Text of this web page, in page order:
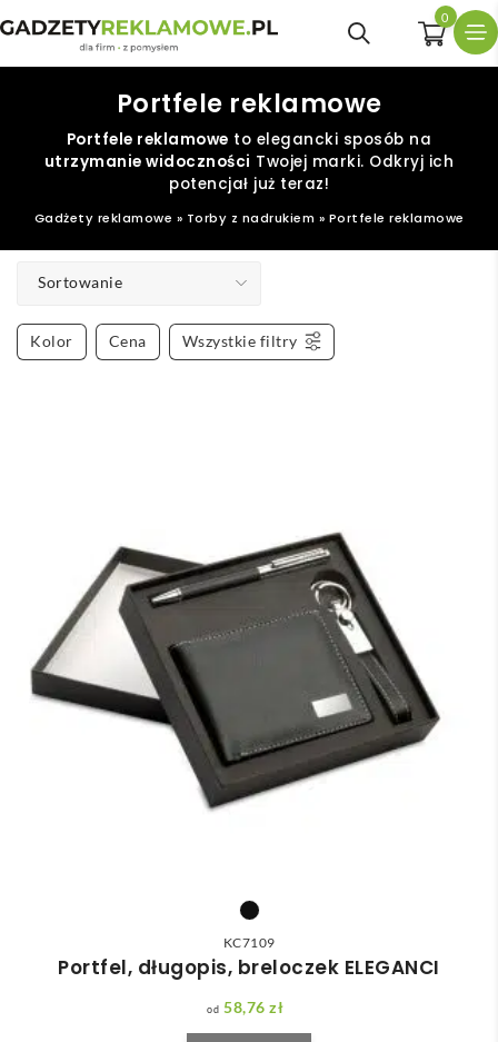
0
Portfele reklamowe
Portfele reklamowe to elegancki sposób na
utrzymanie widoczności Twojej marki. Odkryj ich
potencjał już teraz!
Gadżety reklamowe » Torby z nadrukiem » Portfele reklamowe
Sortowanie
Kolor Cena Wszystkie filtry
KC7109
Portfel, długopis, breloczek ELEGANCI
58,76zł